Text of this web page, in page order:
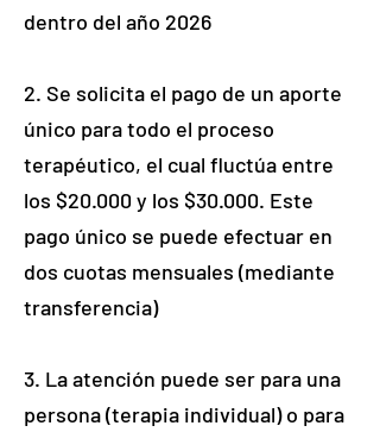
dentro del año 2026
2. Se solicita el pago de un aporte
único para todo el proceso
terapéutico, el cual fluctúa entre
los $20.000 y los $30.000. Este
pago único se puede efectuar en
dos cuotas mensuales (mediante
transferencia)
3. La atención puede ser para una
persona (terapia individual) o para